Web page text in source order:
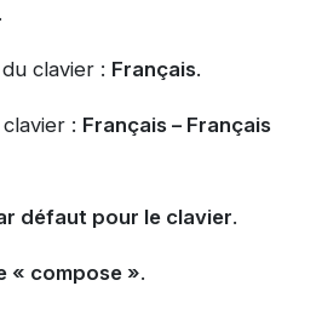
.
du clavier : Français.
: Français – Français
défaut pour le clavier.
« compose ».